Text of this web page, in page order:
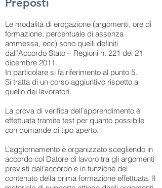
Preposti
Le modalità di erogazione (argomenti, ore di
formazione, percentuale di assenza
ammessa, ecc) sono quelli definiti
dall’Accordo Stato – Regioni n. 221 del 21
dicembre 2011.
In particolare si fa riferimento al punto 5.
Si tratta di un corso aggiuntivo rispetto a
quello dei lavoratori.
La prova di verifica dell’apprendimento è
effettuata tramite test per quanto possibile
con domande di tipo aperto.
L’aggiornamento è organizzato scegliendo in
accordo col Datore di lavoro tra gli argomenti
previsti dall’accordo e in funzione del
contenuto della prima formazione effettuata. Il